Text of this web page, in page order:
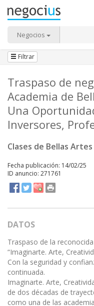
Negocios
Filtrar
Traspaso de
Academia de
Una
Inversores,
Clases de Bellas Artes
Fecha publicación: 14/02/25
ID anuncio: 271761
DATOS
Traspaso de la
“Imaginarte. Arte,
Con la seguridad y
continuada.
Imaginarte. Arte,
de dos décadas de
como una de las